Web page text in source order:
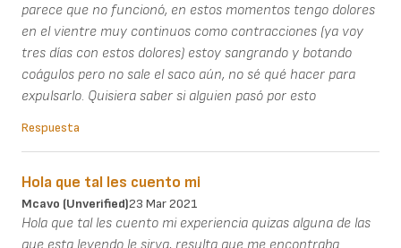
parece que no funcionó, en estos momentos tengo dolores
en el vientre muy continuos como contracciones (ya voy
tres días con estos dolores) estoy sangrando y botando
coágulos pero no sale el saco aún, no sé qué hacer para
expulsarlo. Quisiera saber si alguien pasó por esto
Respuesta
Hola que tal les cuento mi
Mcavo (unverified)23 Mar 2021
Hola que tal les cuento mi experiencia quizas alguna de las
que esta leyendo le sirva, resulta que me encontraba